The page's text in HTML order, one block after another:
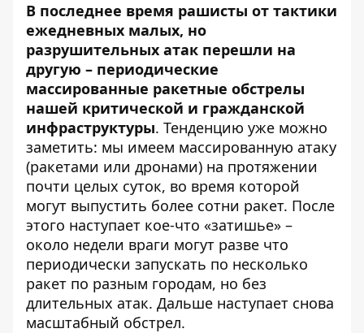
В последнее время рашисты от тактики
ежедневных малых, но
разрушительных атак перешли на
другую – периодические
массированные ракетные обстрелы
нашей критической и гражданской
инфраструктуры. Тенденцию уже можно
заметить: мы имеем массированную атаку
(ракетами или дронами) на протяжении
почти целых суток, во время которой
могут выпустить более сотни ракет. После
этого наступает кое-что «затишье» –
около недели враги могут разве что
периодически запускать по несколько
ракет по разным городам, но без
длительных атак. Дальше наступает снова
масштабный обстрел.